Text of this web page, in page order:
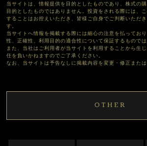
当サイトは、情報提供を目的としたものであり、株式の
目的としたものではありません。投資をされる際には、
することはお控えいただき、皆様ご自身でご判断いただ
す。
当サイトへ情報を掲載する際には細心の注意を払ってお
性、正確性、利用目的の適合性について保証するものでは
また、当社はご利用者が当サイトを利用することから生
任を負いかねますのでご了承ください。
なお、当サイトは予告なしに掲載内容を変更・修正また
OTHER